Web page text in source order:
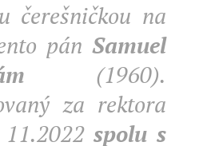
čerešničkou na
pán Samuel
(1960).
za rektora
spolu s